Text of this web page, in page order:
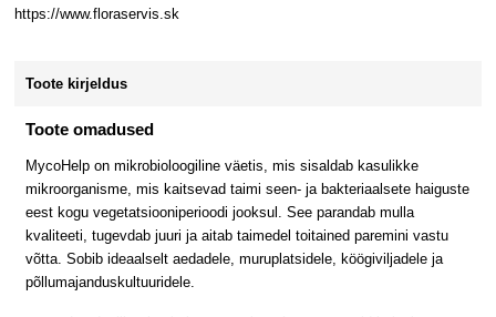
https://www.floraservis.sk
Toote kirjeldus
Toote omadused
MycoHelp on mikrobioloogiline väetis, mis sisaldab kasulikke
mikroorganisme, mis kaitsevad taimi seen- ja bakteriaalsete haiguste
eest kogu vegetatsiooniperioodi jooksul. See parandab mulla
kvaliteeti, tugevdab juuri ja aitab taimedel toitained paremini vastu
võtta. Sobib ideaalselt aedadele, muruplatsidele, köögiviljadele ja
põllumajanduskultuuridele.